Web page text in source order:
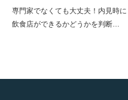
専門家でなくても大丈夫！内見時に
飲食店ができるかどうかを判断…